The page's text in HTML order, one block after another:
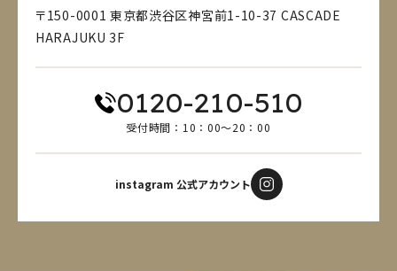
〒150-0001 東京都渋谷区神宮前1-10-37 CASCADE
HARAJUKU 3F
0120-210-510
受付時間：10：00～20：00
instagram 公式アカウント